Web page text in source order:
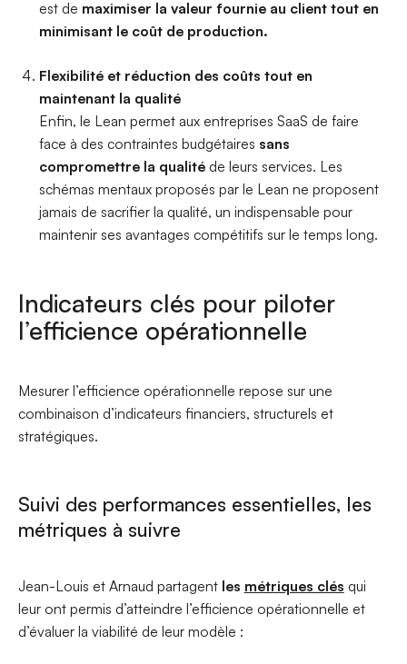
est de maximiser la valeur fournie au client tout en
minimisant le coût de production.
Flexibilité et réduction des coûts tout en
maintenant la qualité
Enfin, le Lean permet aux entreprises SaaS de faire
face à des contraintes budgétaires sans
compromettre la qualité de leurs services. Les
schémas mentaux proposés par le Lean ne proposent
jamais de sacrifier la qualité, un indispensable pour
maintenir ses avantages compétitifs sur le temps long.
Indicateurs clés pour piloter
l’efficience opérationnelle
Mesurer l’efficience opérationnelle repose sur une
combinaison d’indicateurs financiers, structurels et
stratégiques.
Suivi des performances essentielles, les
métriques à suivre
Jean-Louis et Arnaud partagentles métriques clés qui
leur ont permis d’atteindre l’efficience opérationnelle et
d’évaluer la viabilité de leur modèle :